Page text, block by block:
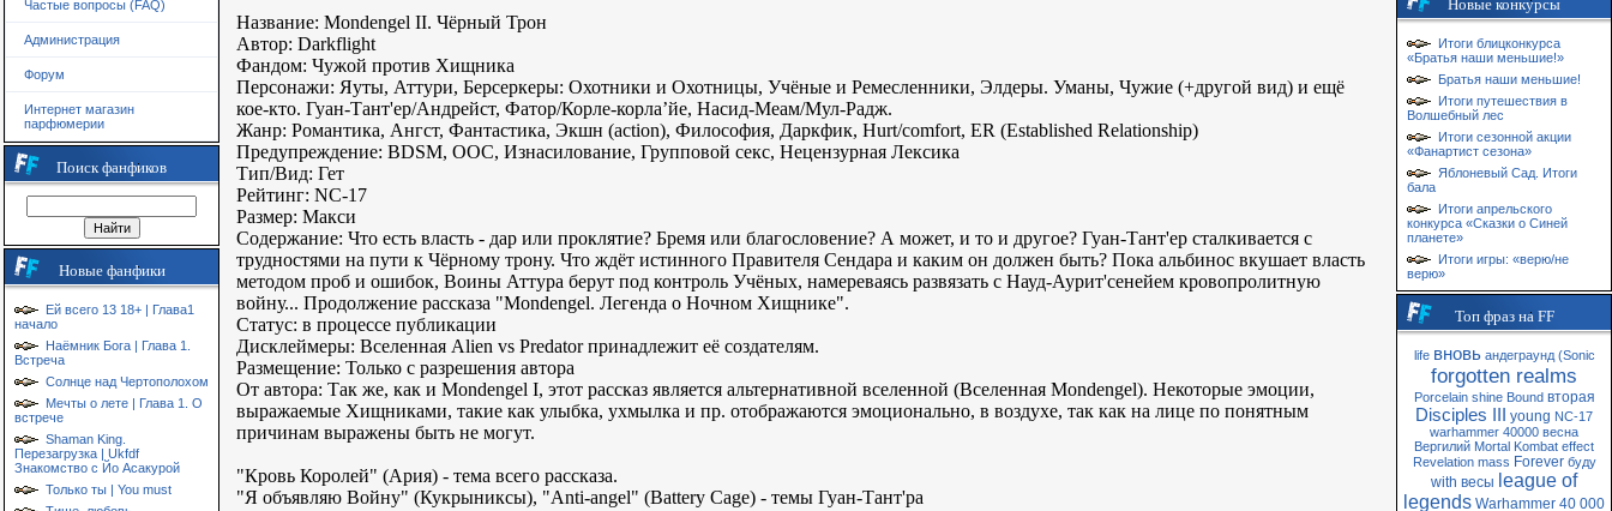
Частые вопросы (FAQ)
Администрация
Форум
Интернет магазин
парфюмерии
Поиск фанфиков
Новые фанфики
Ей всего 13 18+ | Глава1
начало
Наёмник Бога | Глава 1.
Встреча
Солнце над Чертополохом
Мечты о лете | Глава 1. О
встрече
Shaman King.
Перезагрузка | Ukfdf
Знакомство с Йо Асакурой
Только ты | You must
Название: Mondengel II. Чёрный Трон
Автор: Darkflight
Фандом: Чужой против Хищника
Персонажи: Яуты, Аттури, Берсеркеры: Охотники и Охотницы, Учёные и Ремесленники, Элдеры. Уманы, Чужие (+другой вид) и ещё
кое-кто. Гуан-Тант'ер/Андрейст, Фатор/Корле-корла’йе, Насид-Меам/Мул-Радж.
Жанр: Романтика, Ангст, Фантастика, Экшн (action), Философия, Даркфик, Hurt/comfort, ER (Established Relationship)
Предупреждение: BDSM, OOC, Изнасилование, Групповой секс, Нецензурная Лексика
Тип/Вид: Гет
Рейтинг: NC-17
Размер: Макси
Содержание: Что есть власть - дар или проклятие? Бремя или благословение? А может, и то и другое? Гуан-Тант'ер сталкивается с
трудностями на пути к Чёрному трону. Что ждёт истинного Правителя Сендара и каким он должен быть? Пока альбинос вкушает власть
методом проб и ошибок, Воины Аттура берут под контроль Учёных, намереваясь развязать с Науд-Аурит'сенейем кровопролитную
войну... Продолжение рассказа "Mondengel. Легенда о Ночном Хищнике".
Статус: в процессе публикации
Дисклеймеры: Вселенная Alien vs Predator принадлежит её создателям.
Размещение: Только с разрешения автора
От автора: Так же, как и Mondengel I, этот рассказ является альтернативной вселенной (Вселенная Mondengel). Некоторые эмоции,
выражаемые Хищниками, такие как улыбка, ухмылка и пр. отображаются эмоционально, в воздухе, так как на лице по понятным
причинам выражены быть не могут.
"Кровь Королей" (Ария) - тема всего рассказа.
"Я объявляю Войну" (Кукрыниксы), "Anti-angel" (Battery Cage) - темы Гуан-Тант'ра
Новые конкурсы
Итоги блицконкурса
«Братья наши меньшие!»
Братья наши меньшие!
Итоги путешествия в
Волшебный лес
Итоги сезонной акции
«Фанартист сезона»
Яблоневый Сад. Итоги
бала
Итоги апрельского
конкурса «Сказки о Синей
планете»
Итоги игры: «верю/не
верю»
Топ фраз на FF
life вновь андеграунд (Sonic
forgotten realms
Porcelain shine Bound вторая
Disciples III young NC-17
warhammer 40000 весна
Вергилий Mortal Kombat effect
Revelation mass Forever буду
with весы league of
legends Warhammer 40 000